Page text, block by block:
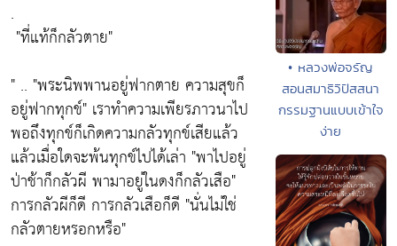
.
"ที่แท้ก็กลัวตาย"
" .. "พระนิพพานอยู่ฟากตาย ความสุขก็
อยู่ฟากทุกข์" เราทำความเพียรภาวนาไป
พอถึงทุกข์ก็เกิดความกลัวทุกข์เสียแล้ว
แล้วเมื่อใดจะพ้นทุกข์ไปได้เล่า "พาไปอยู่
ป่าช้าก็กลัวผี พามาอยู่ในดงก็กลัวเสือ"
การกลัวผีก็ดี การกลัวเสือก็ดี "นั่นไม่ใช่
กลัวตายหรอกหรือ"
• หลวงพ่อจรัญ
สอนสมาธิวิปัสสนา
กรรมฐานแบบเข้าใจ
ง่าย